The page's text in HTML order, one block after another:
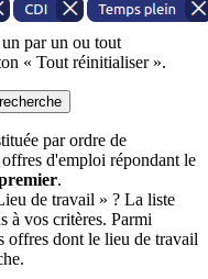
par un ou tout
« Tout réinitialiser ».
par ordre de
d'emploi répondant le
.
de travail » ? La liste
à vos critères. Parmi
offres dont le lieu de travail